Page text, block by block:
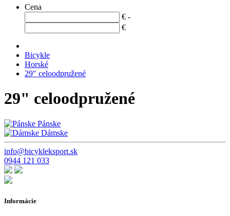
Cena
€ -
€
Bicykle
Horské
29" celoodpružené
29" celoodpružené
Pánske
Dámske
info@bicykleksport.sk
0944 121 033
Informácie